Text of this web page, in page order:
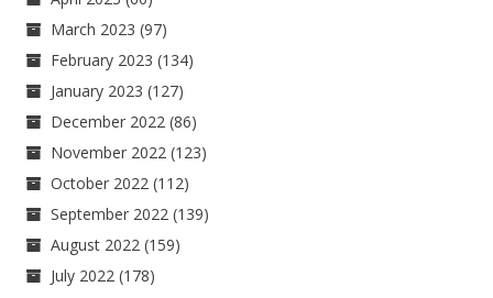
March 2023 (97)
February 2023 (134)
January 2023 (127)
December 2022 (86)
November 2022 (123)
October 2022 (112)
September 2022 (139)
August 2022 (159)
July 2022 (178)